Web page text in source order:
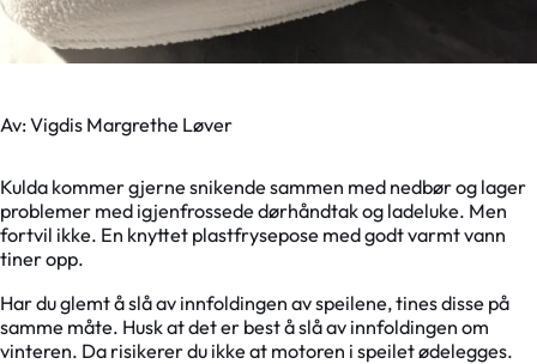
Av: Vigdis Margrethe Løver
Kulda kommer gjerne snikende sammen med nedbør og lager
problemer med igjenfrossede dørhåndtak og ladeluke. Men
fortvil ikke. En knyttet plastfrysepose med godt varmt vann
tiner opp.
Har du glemt å slå av innfoldingen av speilene, tines disse på
samme måte. Husk at det er best å slå av innfoldingen om
vinteren. Da risikerer du ikke at motoren i speilet ødelegges.